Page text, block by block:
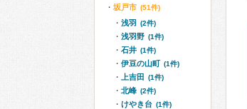
坂戸市 (51件)
浅羽 (2件)
浅羽野 (1件)
石井 (1件)
伊豆の山町 (1件)
上吉田 (1件)
北峰 (2件)
けやき台 (1件)